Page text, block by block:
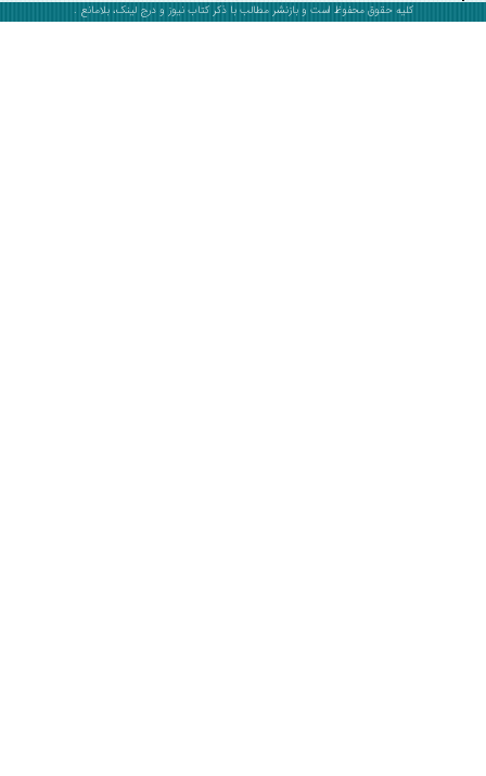
کلیه حقوق محفوظ است و بازنشر مطالب با ذکرکتاب نیوز و درج لینک، بلامانع .